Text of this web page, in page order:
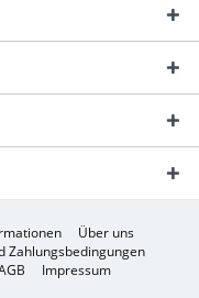
Über uns
Zahlungsbedingungen
Impressum